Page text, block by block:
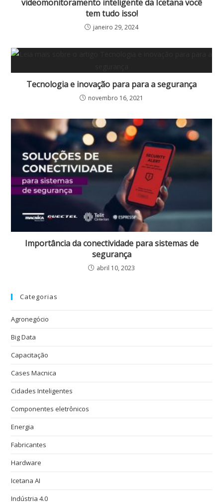
videomonitoramento inteligente da Icetana você
tem tudo isso!
janeiro 29, 2024
Tecnologia e inovação para para a segurança
novembro 16, 2021
Importância da conectividade para sistemas de
segurança
abril 10, 2023
Categorias
Agronegócio
Big Data
Capacitação
Cases Macnica
Cidades Inteligentes
Componentes eletrônicos
Energia
Fabricantes
Hardware
Icetana AI
Indústria 4.0